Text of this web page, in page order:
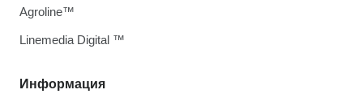
Информация
Agroline™
Linemedia Digital ™